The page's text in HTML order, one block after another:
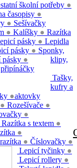
školní potřeby ●
časopisy ●
●
● Kalíšky ●
pásky ●
pásky ●
pásky ●
Sešívačky
●
● Rozešívače ●
●
Razítka
Razítka s textem ●
●
● Číslovačky ●
Lepidla
Lepicí tyčinky ●
Lepicí rollery ●
Sponky,
klipy,
připínáčky
Tašky,
kufry a
aktovky